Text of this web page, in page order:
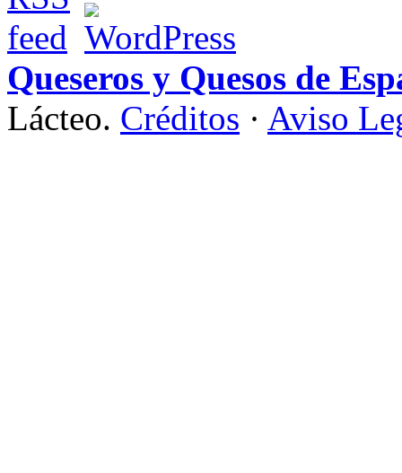
Queseros y Quesos de
Lácteo. Créditos · Aviso